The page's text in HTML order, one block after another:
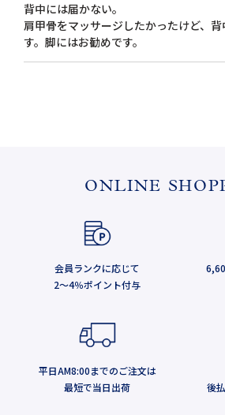
背中には届かない。
肩甲骨をマッサージしたかったけど、
す。脚にはお勧めです。
ONLINE
会員ランクに応じて
2～4％ポイント付与
平日AM8:00までのご注文は
最短で当日出荷
後